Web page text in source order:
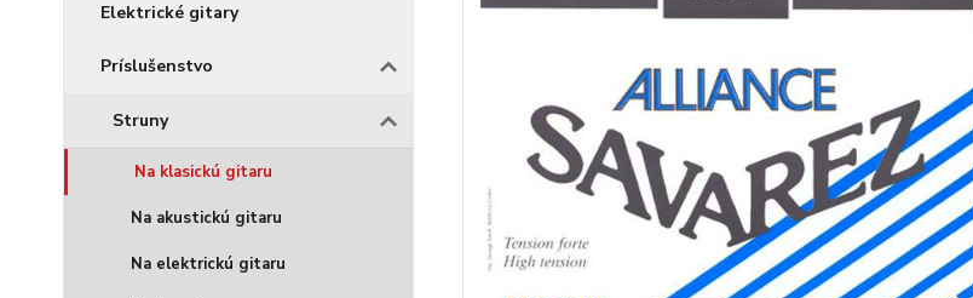
Elektrické gitary
Príslušenstvo
Struny
Na klasickú gitaru
Na akustickú gitaru
Na elektrickú gitaru